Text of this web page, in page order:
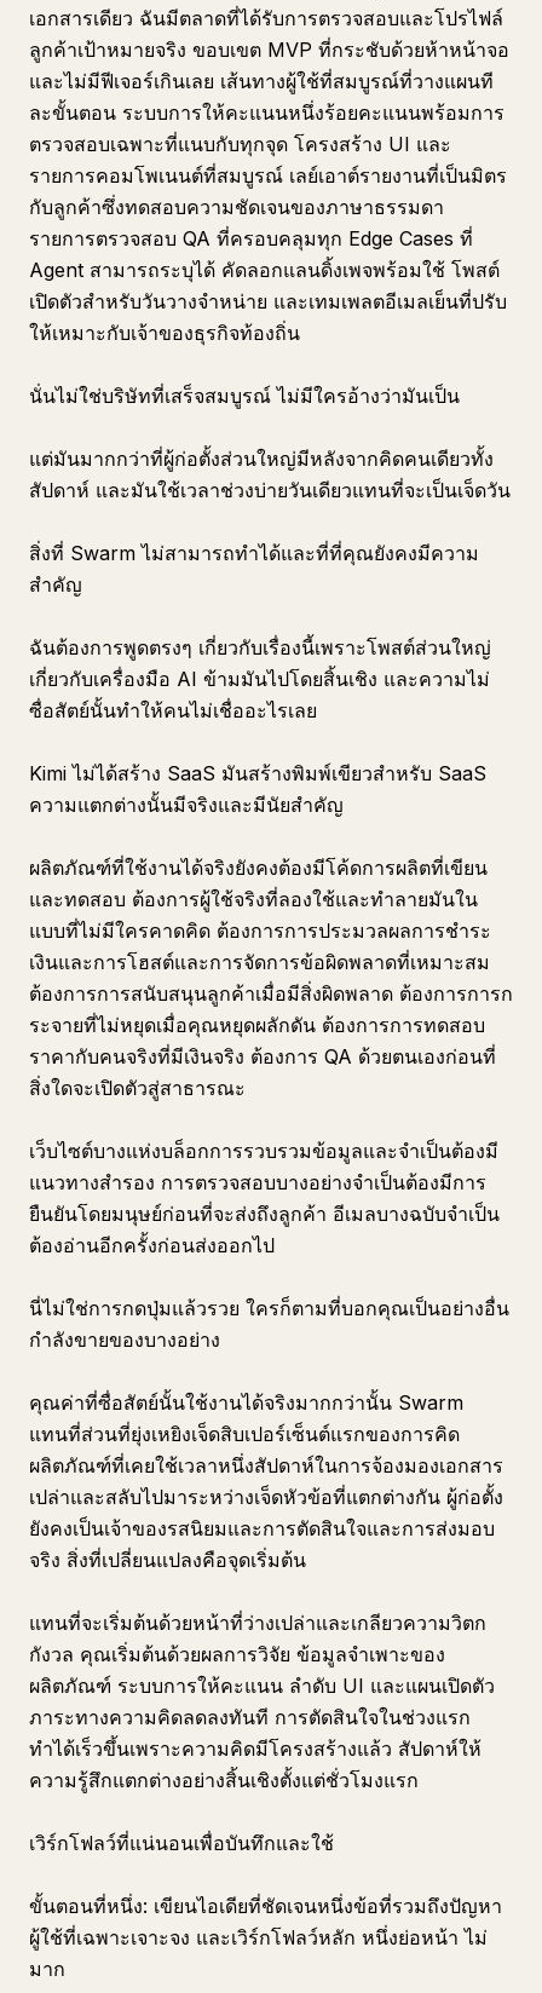
เอกสารเดียว ฉันมีตลาดที่ได้รับการตรวจสอบและโปรไฟล์
ลูกค้าเป้าหมายจริง ขอบเขต MVP ที่กระชับด้วยห้าหน้าจอ
และไม่มีฟีเจอร์เกินเลย เส้นทางผู้ใช้ที่สมบูรณ์ที่วางแผนที
ละขั้นตอน ระบบการให้คะแนนหนึ่งร้อยคะแนนพร้อมการ
ตรวจสอบเฉพาะที่แนบกับทุกจุด โครงสร้าง UI และ
รายการคอมโพเนนต์ที่สมบูรณ์ เลย์เอาต์รายงานที่เป็นมิตร
กับลูกค้าซึ่งทดสอบความชัดเจนของภาษาธรรมดา
รายการตรวจสอบ QA ที่ครอบคลุมทุก Edge Cases ที่
Agent สามารถระบุได้ คัดลอกแลนดิ้งเพจพร้อมใช้ โพสต์
เปิดตัวสำหรับวันวางจำหน่าย และเทมเพลตอีเมลเย็นที่ปรับ
ให้เหมาะกับเจ้าของธุรกิจท้องถิ่น
นั่นไม่ใช่บริษัทที่เสร็จสมบูรณ์ ไม่มีใครอ้างว่ามันเป็น
แต่มันมากกว่าที่ผู้ก่อตั้งส่วนใหญ่มีหลังจากคิดคนเดียวทั้ง
สัปดาห์ และมันใช้เวลาช่วงบ่ายวันเดียวแทนที่จะเป็นเจ็ดวัน
สิ่งที่ Swarm ไม่สามารถทำได้และที่ที่คุณยังคงมีความ
สำคัญ
ฉันต้องการพูดตรงๆ เกี่ยวกับเรื่องนี้เพราะโพสต์ส่วนใหญ่
เกี่ยวกับเครื่องมือ AI ข้ามมันไปโดยสิ้นเชิง และความไม่
ซื่อสัตย์นั้นทำให้คนไม่เชื่ออะไรเลย
Kimi ไม่ได้สร้าง SaaS มันสร้างพิมพ์เขียวสำหรับ SaaS
ความแตกต่างนั้นมีจริงและมีนัยสำคัญ
ผลิตภัณฑ์ที่ใช้งานได้จริงยังคงต้องมีโค้ดการผลิตที่เขียน
และทดสอบ ต้องการผู้ใช้จริงที่ลองใช้และทำลายมันใน
แบบที่ไม่มีใครคาดคิด ต้องการการประมวลผลการชำระ
เงินและการโฮสต์และการจัดการข้อผิดพลาดที่เหมาะสม
ต้องการการสนับสนุนลูกค้าเมื่อมีสิ่งผิดพลาด ต้องการการก
ระจายที่ไม่หยุดเมื่อคุณหยุดผลักดัน ต้องการการทดสอบ
ราคากับคนจริงที่มีเงินจริง ต้องการ QA ด้วยตนเองก่อนที่
สิ่งใดจะเปิดตัวสู่สาธารณะ
เว็บไซต์บางแห่งบล็อกการรวบรวมข้อมูลและจำเป็นต้องมี
แนวทางสำรอง การตรวจสอบบางอย่างจำเป็นต้องมีการ
ยืนยันโดยมนุษย์ก่อนที่จะส่งถึงลูกค้า อีเมลบางฉบับจำเป็น
ต้องอ่านอีกครั้งก่อนส่งออกไป
นี่ไม่ใช่การกดปุ่มแล้วรวย ใครก็ตามที่บอกคุณเป็นอย่างอื่น
กำลังขายของบางอย่าง
คุณค่าที่ซื่อสัตย์นั้นใช้งานได้จริงมากกว่านั้น Swarm
แทนที่ส่วนที่ยุ่งเหยิงเจ็ดสิบเปอร์เซ็นต์แรกของการคิด
ผลิตภัณฑ์ที่เคยใช้เวลาหนึ่งสัปดาห์ในการจ้องมองเอกสาร
เปล่าและสลับไปมาระหว่างเจ็ดหัวข้อที่แตกต่างกัน ผู้ก่อตั้ง
ยังคงเป็นเจ้าของรสนิยมและการตัดสินใจและการส่งมอบ
จริง สิ่งที่เปลี่ยนแปลงคือจุดเริ่มต้น
แทนที่จะเริ่มต้นด้วยหน้าที่ว่างเปล่าและเกลียวความวิตก
กังวล คุณเริ่มต้นด้วยผลการวิจัย ข้อมูลจำเพาะของ
ผลิตภัณฑ์ ระบบการให้คะแนน ลำดับ UI และแผนเปิดตัว
ภาระทางความคิดลดลงทันที การตัดสินใจในช่วงแรก
ทำได้เร็วขึ้นเพราะความคิดมีโครงสร้างแล้ว สัปดาห์ให้
ความรู้สึกแตกต่างอย่างสิ้นเชิงตั้งแต่ชั่วโมงแรก
เวิร์กโฟลว์ที่แน่นอนเพื่อบันทึกและใช้
ขั้นตอนที่หนึ่ง: เขียนไอเดียที่ชัดเจนหนึ่งข้อที่รวมถึงปัญหา
ผู้ใช้ที่เฉพาะเจาะจง และเวิร์กโฟลว์หลัก หนึ่งย่อหน้า ไม่
มาก